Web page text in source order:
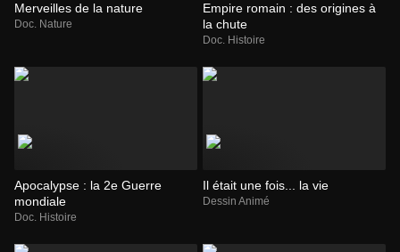
Merveilles de la nature
Doc. Nature
Empire romain : des origines à
la chute
Doc. Histoire
Apocalypse : la 2e Guerre
mondiale
Doc. Histoire
Il était une fois... la vie
Dessin Animé